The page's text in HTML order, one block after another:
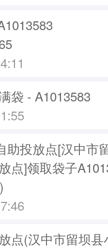
袋 - A1013583
助投放点[汉中市
点]领取袋子
点(汉中市留坝